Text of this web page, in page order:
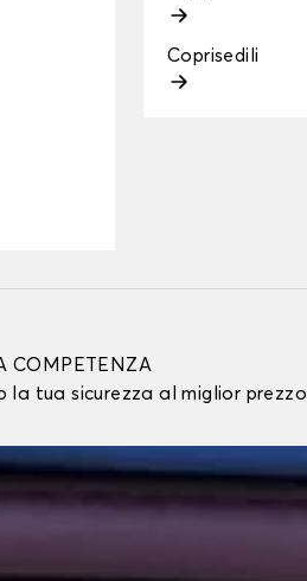
Coprisedili
COMPETENZA
la tua sicurezza al miglior prezzo